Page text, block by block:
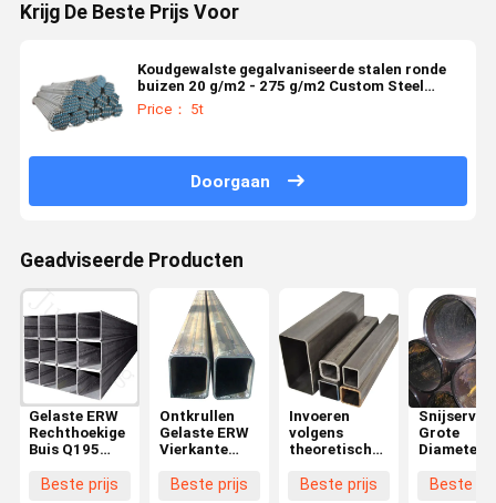
Krijg De Beste Prijs Voor
Koudgewalste gegalvaniseerde stalen ronde
buizen 20 g/m2 - 275 g/m2 Custom Steel
Tubing DX51D+Z
Price： 5t
Doorgaan
Geadviseerde Producten
Gelaste ERW
Rechthoekige
Buis Q195
Koolstofstalen
Beste prijs
Ontkrullen
Gelaste ERW
Vierkante
Buis
Beste prijs
Invoeren
volgens
theoretisch
Koudgewalste
Beste prijs
Snijservice
Grote
Diameter
Beste